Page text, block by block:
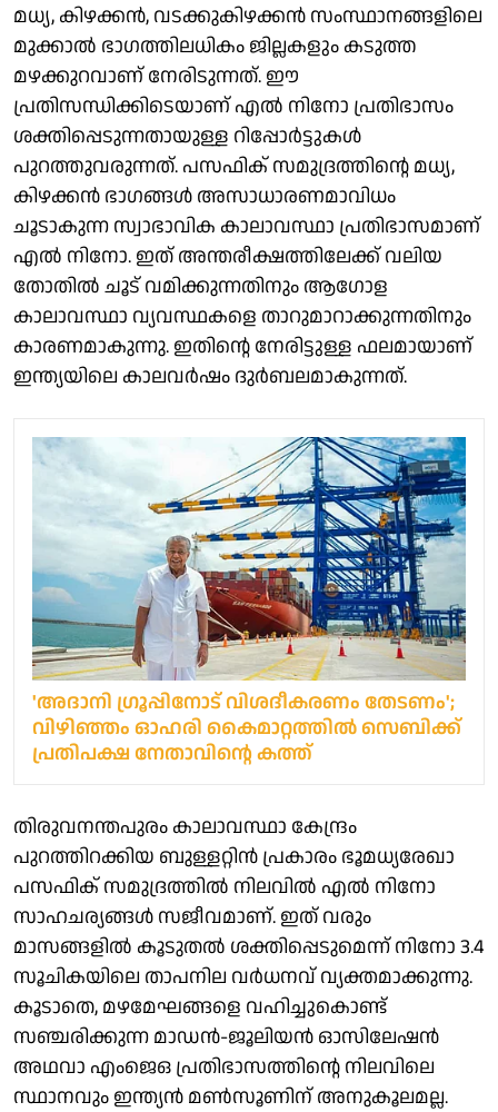
മധ്യ, കിഴക്കന്‍, വടക്കുകിഴക്കന്‍ സംസ്ഥാനങ്ങളിലെ
മുക്കാല്‍ ഭാഗത്തിലധികം ജില്ലകളും കടുത്ത
മഴക്കുറവാണ് നേരിടുന്നത്. ഈ
പ്രതിസന്ധിക്കിടെയാണ് എല്‍ നിനോ പ്രതിഭാസം
ശക്തിപ്പെടുന്നതായുള്ള റിപ്പോര്‍ട്ടുകള്‍
പുറത്തുവരുന്നത്. പസഫിക് സമുദ്രത്തിന്റെ മധ്യ,
കിഴക്കന്‍ ഭാഗങ്ങള്‍ അസാധാരണമാവിധം
ചൂടാകുന്ന സ്വാഭാവിക കാലാവസ്ഥാ പ്രതിഭാസമാണ്
എല്‍ നിനോ. ഇത് അന്തരീക്ഷത്തിലേക്ക് വലിയ
തോതില്‍ ചൂട് വമിക്കുന്നതിനും ആഗോള
കാലാവസ്ഥാ വ്യവസ്ഥകളെ താറുമാറാക്കുന്നതിനും
കാരണമാകുന്നു. ഇതിന്റെ നേരിട്ടുള്ള ഫലമായാണ്
ഇന്ത്യയിലെ കാലവര്‍ഷം ദുര്‍ബലമാകുന്നത്.
'അദാനി ഗ്രൂപ്പിനോട് വിശദീകരണം തേടണം';
വിഴിഞ്ഞം ഓഹരി കൈമാറ്റത്തിൽ സെബിക്ക്
പ്രതിപക്ഷ നേതാവിന്റെ കത്ത്
തിരുവനന്തപുരം കാലാവസ്ഥാ കേന്ദ്രം
പുറത്തിറക്കിയ ബുള്ളറ്റിന്‍ പ്രകാരം ഭൂമധ്യരേഖാ
പസഫിക് സമുദ്രത്തില്‍ നിലവില്‍ എല്‍ നിനോ
സാഹചര്യങ്ങള്‍ സജീവമാണ്. ഇത് വരും
മാസങ്ങളില്‍ കൂടുതല്‍ ശക്തിപ്പെടുമെന്ന് നിനോ 3.4
സൂചികയിലെ താപനില വര്‍ധനവ് വ്യക്തമാക്കുന്നു.
കൂടാതെ, മഴമേഘങ്ങളെ വഹിച്ചുകൊണ്ട്
സഞ്ചരിക്കുന്ന മാഡന്‍-ജൂലിയന്‍ ഓസിലേഷന്‍
അഥവാ എംജെഒ പ്രതിഭാസത്തിന്റെ നിലവിലെ
സ്ഥാനവും ഇന്ത്യന്‍ മണ്‍സൂണിന് അനുകൂലമല്ല.